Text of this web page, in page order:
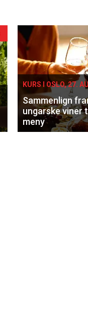
KURS I OSLO, 27.
Sammenlign
ungarske viner
meny